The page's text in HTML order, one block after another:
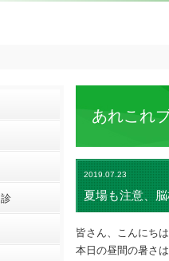
あれこれ
2019.07.23
夏場も注意、
皆さん、こんにちは
本日の昼間の暑さ